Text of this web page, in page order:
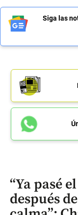
Siga las
“Ya pasé
después